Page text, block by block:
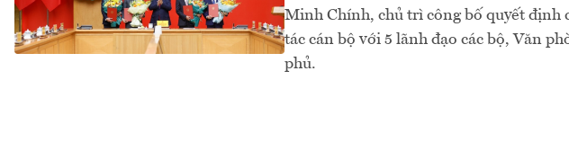
Minh Chính, chủ trì công bố quyết định
tác cán bộ với 5 lãnh đạo các bộ, Văn
phủ.